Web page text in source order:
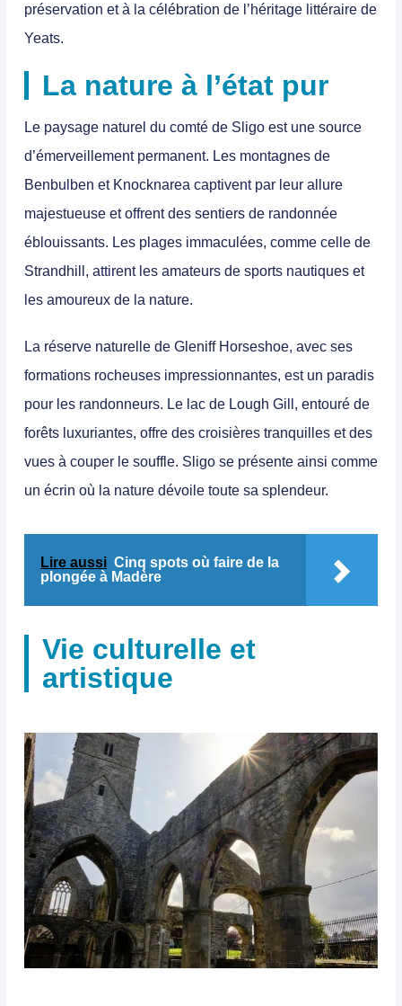
préservation et à la célébration de l’héritage littéraire de
Yeats.
La nature à l’état pur
Le paysage naturel du comté de Sligo est une source
d’émerveillement permanent. Les montagnes de
Benbulben et Knocknarea captivent par leur allure
majestueuse et offrent des sentiers de randonnée
éblouissants. Les plages immaculées, comme celle de
Strandhill, attirent les amateurs de sports nautiques et
les amoureux de la nature.
La réserve naturelle de Gleniff Horseshoe, avec ses
formations rocheuses impressionnantes, est un paradis
pour les randonneurs. Le lac de Lough Gill, entouré de
forêts luxuriantes, offre des croisières tranquilles et des
vues à couper le souffle. Sligo se présente ainsi comme
un écrin où la nature dévoile toute sa splendeur.
Lire aussi Cinq spots où faire de la
plongée à Madère
Vie culturelle et
artistique